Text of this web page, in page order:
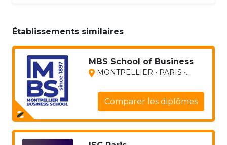
Établissements similaires
MBS School of Business
MONTPELLIER • PARIS •...
Comparer les diplômes